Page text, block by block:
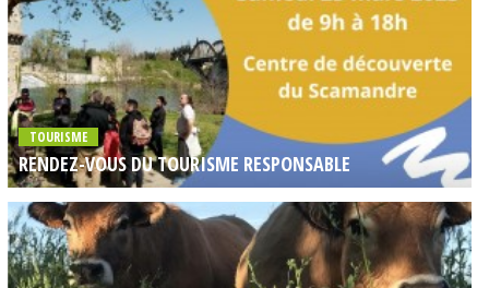
TOURISME
RENDEZ-VOUS DU TOURISME RESPONSABLE